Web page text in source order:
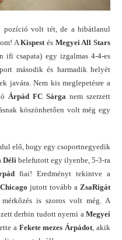
pozíció volt tét, de a hibátlanul
AKispestés Megyei All Stars
ifi csapata) egy izgalmas 4-4-es
második és harmadik helyét
javára. Nem kis meglepetésre a
Árpád FC Sárga nem szerzett
köszönhetően volt még egy
elő, hogy egy csoportnegyedik
Déli belefutott egy ilyenbe, 5-3-ra
fiai! Eredményt tekintve a
Chicago jutott tovább a ZsaRigát
is szoros volt még. A
derbin tudott nyerni a Megyei
a Fekete mezes Árpádot, akik